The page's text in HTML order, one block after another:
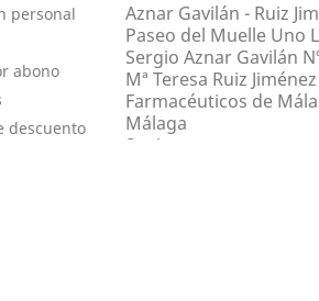
personal
abono
descuento
Aznar Gavilán - Ruiz
Paseo del Muelle Uno
Sergio Aznar Gavilán
Mª Teresa Ruiz
Farmacéuticos de
Málaga
Spain